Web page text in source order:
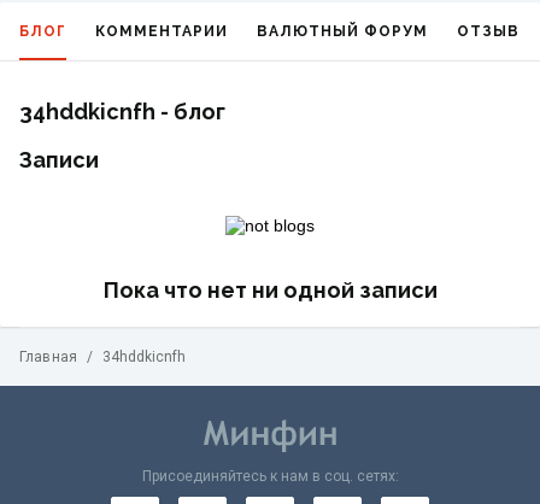
БЛОГ КОММЕНТАРИИ ВАЛЮТНЫЙ ФОРУМ ОТЗЫВЫ
34hddkicnfh - блог
Записи
Пока что нет ни одной записи
Главная / 34hddkicnfh
Присоединяйтесь к нам в соц. сетях: